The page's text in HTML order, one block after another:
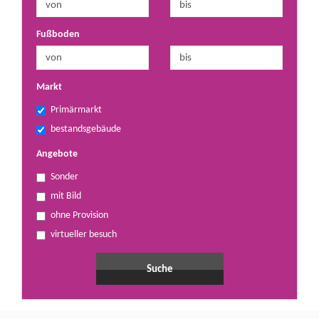
Fußboden
Markt
Primärmarkt
bestandsgebäude
Angebote
Sonder
mit Bild
ohne Provision
virtueller besuch